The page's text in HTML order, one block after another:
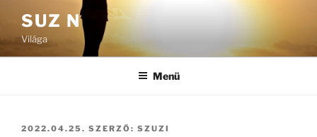
SUZ N
Világa
Menü
BEKÜLDVE:
2022.04.25. SZERZŐ: SZUZI